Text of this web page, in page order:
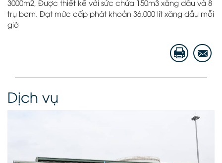
3000m2, Được thiết kế với sức chứa 150m3 xăng dầu và 8
trụ bơm. Đạt mức cấp phát khoản 36.000 lít xăng dầu mỗi
giờ
Dịch vụ